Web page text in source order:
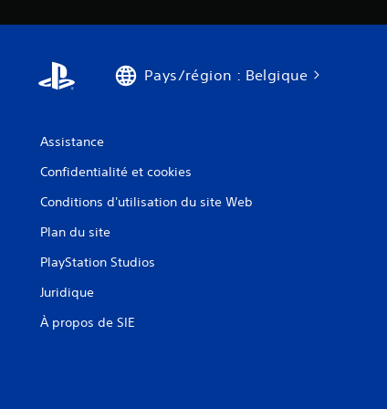
Pays/région : Belgique
Assistance
Confidentialité et cookies
Conditions d'utilisation du site Web
Plan du site
PlayStation Studios
Juridique
À propos de SIE